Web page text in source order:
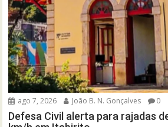
ago 7, 2026 João B. N. Gonçalves 0
Defesa Civil alerta para rajadas